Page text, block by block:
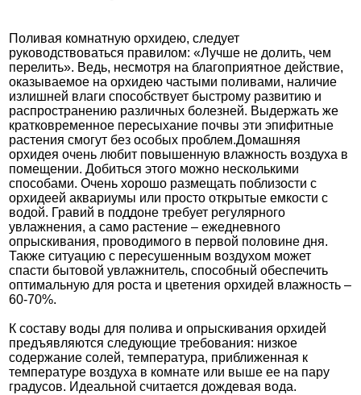
Поливая комнатную орхидею, следует
руководствоваться правилом: «Лучше не долить, чем
перелить». Ведь, несмотря на благоприятное действие,
оказываемое на орхидею частыми поливами, наличие
излишней влаги способствует быстрому развитию и
распространению различных болезней. Выдержать же
кратковременное пересыхание почвы эти эпифитные
растения смогут без особых проблем.Домашняя
орхидея очень любит повышенную влажность воздуха в
помещении. Добиться этого можно несколькими
способами. Очень хорошо размещать поблизости с
орхидеей аквариумы или просто открытые емкости с
водой. Гравий в поддоне требует регулярного
увлажнения, а само растение – ежедневного
опрыскивания, проводимого в первой половине дня.
Также ситуацию с пересушенным воздухом может
спасти бытовой увлажнитель, способный обеспечить
оптимальную для роста и цветения орхидей влажность –
60-70%.
К составу воды для полива и опрыскивания орхидей
предъявляются следующие требования: низкое
содержание солей, температура, приближенная к
температуре воздуха в комнате или выше ее на пару
градусов. Идеальной считается дождевая вода.